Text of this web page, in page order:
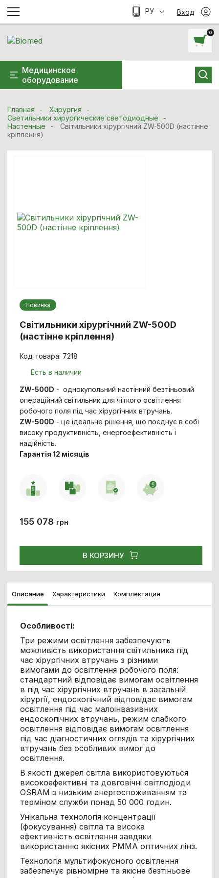
0
Медицинское
оборудование
РУ Вход
Главная
Хирургия
Светильники хирургические светодиодные
Настенные
Світильники хірургічний ZW-500D (настінне
кріплення)
Новинка
Світильники хірургічний ZW-500D
(настінне кріплення)
Код товара: 7218
Есть в наличии
ZW-500D - однокупольний настінний безтіньовий
операційний світильник для чіткого освітлення
робочого поля під час хірургічних втручань.
ZW-500D - це ідеальне рішення, що поєднує в собі
високу продуктивність, енергоефективність і
надійність.
Гарантія 12 місяців
155 078 грн
В КОРЗИНУ
Описание Характеристики Комплектация
Особливості:
Три режими освітлення забезпечують
можливість використання світильника під
час хірургічних втручань з різними
вимогами до освітлення робочого поля:
стандартний відповідає вимогам освітлення
в під час хірургічних втручань в загальній
хірургії, ендоскопічний відповідає вимогам
освітлення під час малоінвазивних
ендоскопічних втручань, режим слабкого
освітлення відповідає вимогам освітлення
під час діагностичних оглядів та хірургічних
втручань без особливих вимог до
освітлення.
В якості джерел світла використовуються
високоефективні та довговічні світлодіоди
OSRAM з низьким енергоспоживанням та
терміном служби понад 50 000 годин.
Унікальна технологія концентрації
(фокусування) світла та висока
ефективність освітлення завдяки
використанню якісних PMMA оптичних лінз.
Технологія мультифокусного освітлення
забезпечує рівномірне та якісне безтіньове